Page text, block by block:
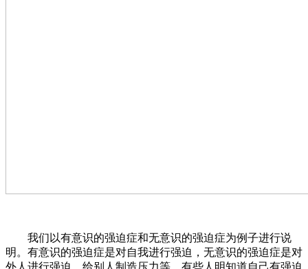
我们以有意识的强迫症和无意识的强迫症为例子进行说
明。有意识的强迫症是对自我进行强迫，无意识的强迫症是对
外人进行强迫，给别人制造压力等。有些人明知道自己有强迫